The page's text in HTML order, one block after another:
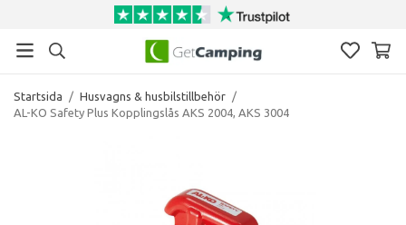
Startsida / Husvagns & husbilstillbehör /
AL-KO Safety Plus Kopplingslås AKS 2004, AKS 3004